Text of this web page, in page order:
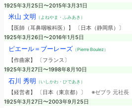
1925年3月25日〜2015年3月31日
米山 文明 （よねやま・ふみあき）
【医師（耳鼻咽喉科医）】 〔日本（静岡県）〕
1925年3月26日〜2016年1月5日
ピエール＝ブーレーズ （Pierre Boulez）
【作曲家】 〔フランス〕
1925年3月27日〜1998年8月10日
石川 秀明 （いしかわ・ひであき）
【経営者】 〔日本（東京都）〕 ※ゼブラ 元社長
1925年3月27日〜2003年9月25日